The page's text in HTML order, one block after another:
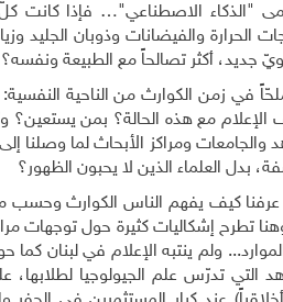
"الذكاء الاصطناعي"… فإذا كانت
الحرارة والفيضانات وذوبان
جديد، أكثر تصالحاً مع الطبيعة ونفسه؟
في زمن الكوارث من الناحية
الإعلام مع هذه الحالة؟ بمن
ومراكز الأبحاث لما وصلنا
بدل العلماء الذين لا يحبون الظهور؟
عرفنا كيف يفهم الناس الكوارث
تطرح إشكاليات كثيرة حول توجهات
ولم ينتبه الإعلام في لبنان كما
التي تدرّس علم الجيولوجيا